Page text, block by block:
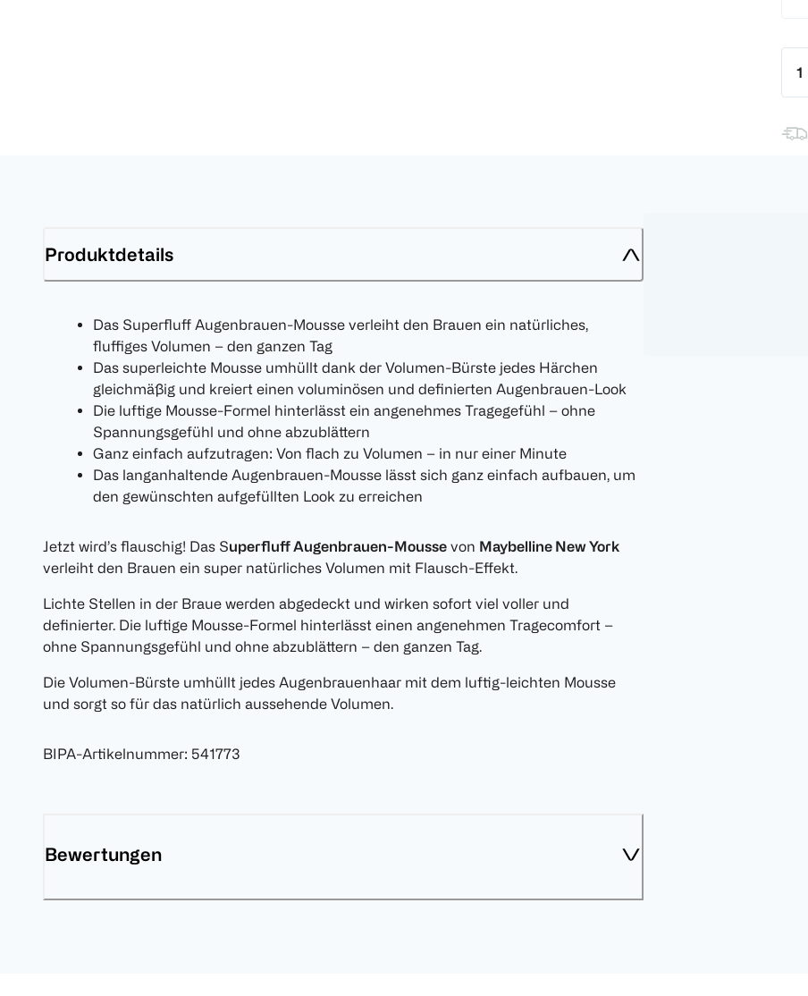
Produktdetails
Das Superfluff Augenbrauen-Mousse verleiht den Brauen ein natürliches,
fluffiges Volumen – den ganzen Tag
Das superleichte Mousse umhüllt dank der Volumen-Bürste jedes Härchen
gleichmäßig und kreiert einen voluminösen und definierten Augenbrauen-Look
Die luftige Mousse-Formel hinterlässt ein angenehmes Tragegefühl – ohne
Spannungsgefühl und ohne abzublättern
Ganz einfach aufzutragen: Von flach zu Volumen – in nur einer Minute
Das langanhaltende Augenbrauen-Mousse lässt sich ganz einfach aufbauen, um
den gewünschten aufgefüllten Look zu erreichen
Jetzt wird’s flauschig! Das Superfluff Augenbrauen-Mousse von Maybelline New York
verleiht den Brauen ein super natürliches Volumen mit Flausch-Effekt.
Lichte Stellen in der Braue werden abgedeckt und wirken sofort viel voller und
definierter. Die luftige Mousse-Formel hinterlässt einen angenehmen Tragecomfort –
ohne Spannungsgefühl und ohne abzublättern – den ganzen Tag.
Die Volumen-Bürste umhüllt jedes Augenbrauenhaar mit dem luftig-leichten Mousse
und sorgt so für das natürlich aussehende Volumen.
BIPA-Artikelnummer: 541773
Bewertungen